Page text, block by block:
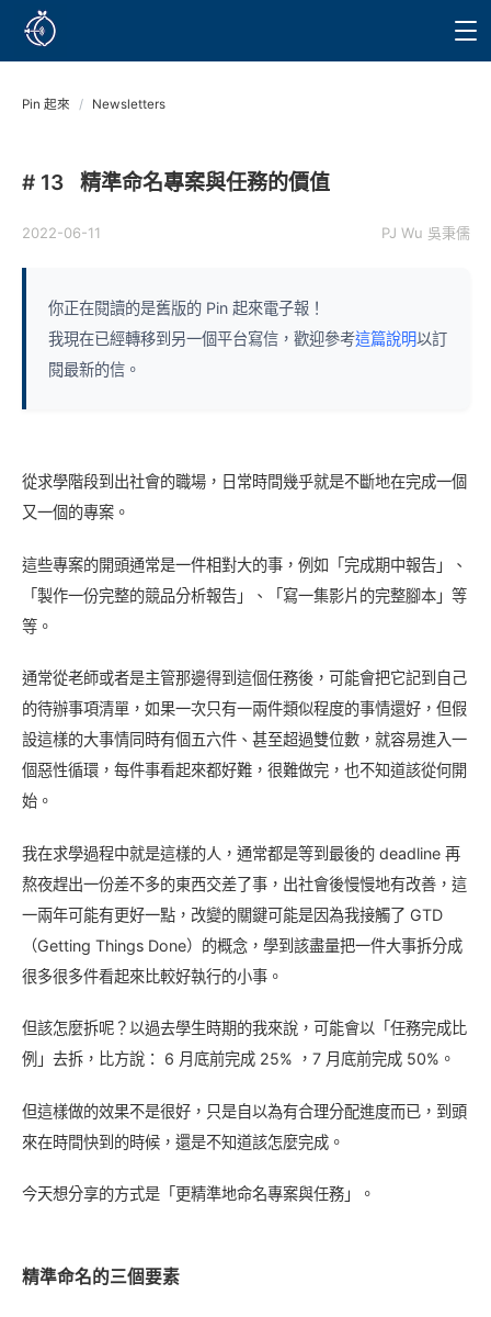
Pin 起來 / Newsletters
# 13 精準命名專案與任務的價值
2022-06-11 PJ Wu 吳秉儒
你正在閱讀的是舊版的 Pin 起來電子報！
我現在已經轉移到另一個平台寫信，歡迎參考這篇說明以訂
閱最新的信。
從求學階段到出社會的職場，日常時間幾乎就是不斷地在完成一個
又一個的專案。
這些專案的開頭通常是一件相對大的事，例如「完成期中報告」、
「製作一份完整的競品分析報告」、「寫一集影片的完整腳本」等
等。
通常從老師或者是主管那邊得到這個任務後，可能會把它記到自己
的待辦事項清單，如果一次只有一兩件類似程度的事情還好，但假
設這樣的大事情同時有個五六件、甚至超過雙位數，就容易進入一
個惡性循環，每件事看起來都好難，很難做完，也不知道該從何開
始。
我在求學過程中就是這樣的人，通常都是等到最後的 deadline 再
熬夜趕出一份差不多的東西交差了事，出社會後慢慢地有改善，這
一兩年可能有更好一點，改變的關鍵可能是因為我接觸了 GTD
（Getting Things Done）的概念，學到該盡量把一件大事拆分成
很多很多件看起來比較好執行的小事。
但該怎麼拆呢？以過去學生時期的我來說，可能會以「任務完成比
例」去拆，比方說： 6 月底前完成 25% ，7 月底前完成 50%。
但這樣做的效果不是很好，只是自以為有合理分配進度而已，到頭
來在時間快到的時候，還是不知道該怎麼完成。
今天想分享的方式是「更精準地命名專案與任務」。
精準命名的三個要素